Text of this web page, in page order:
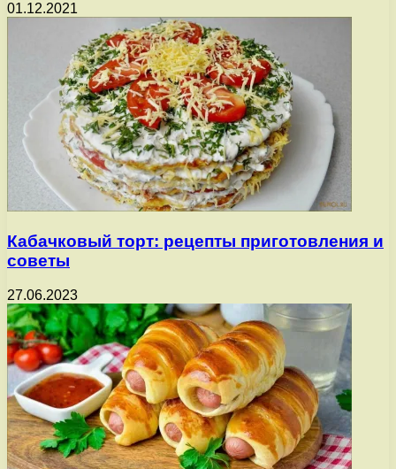
01.12.2021
Кабачковый торт: рецепты приготовления и
советы
27.06.2023